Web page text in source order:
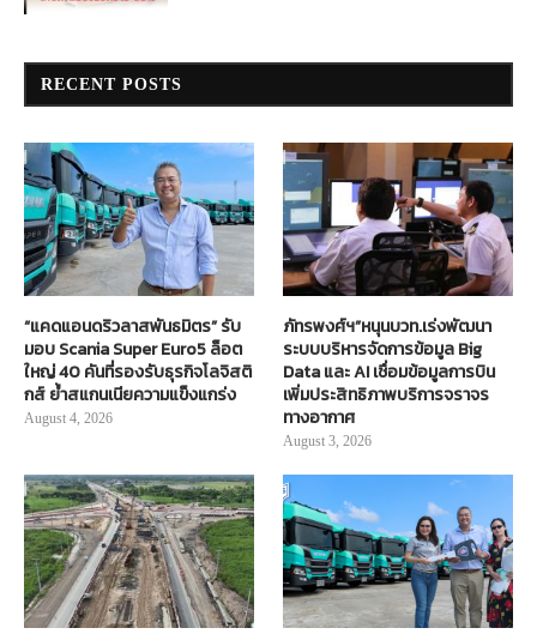
RECENT POSTS
“แคดแอนดริวลาสพันธมิตร” รับ
มอบ Scania Super Euro5 ล็อต
ใหญ่ 40 คันที่รองรับธุรกิจโลจิสติ
กส์ ย้ำสแกนเนียความแข็งแกร่ง
August 4, 2026
ภัทรพงศ์ฯ”หนุนบวท.เร่งพัฒนา
ระบบบริหารจัดการข้อมูล Big
Data และ AI เชื่อมข้อมูลการบิน
เพิ่มประสิทธิภาพบริการจราจร
ทางอากาศ
August 3, 2026